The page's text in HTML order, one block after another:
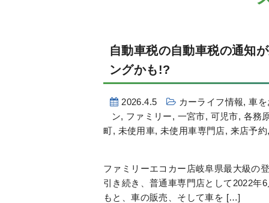
自動車税の自動車税の通知
ングかも!?
2026.4.5 カーライフ情報,車
ン, ファミリー, 一宮市, 可児市, 各務
町, 未使用車,未使用車専門店, 来店予約
ファミリーエコカー店岐阜県最大級の
引き続き、普通車専門店として2022年
もと、車の販売、そして車を […]